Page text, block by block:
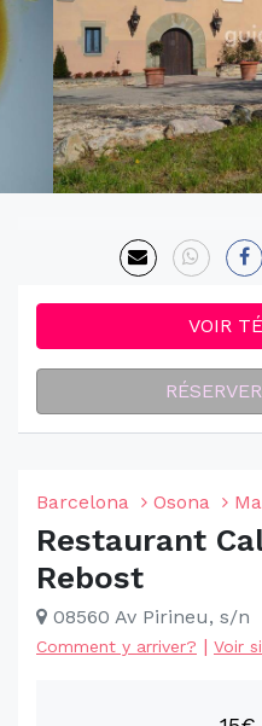
VOIR
Barcelona Osona
Restaurant
Rebost
08560 Av Pirineu, s/n
Comment y arriver? | Voir